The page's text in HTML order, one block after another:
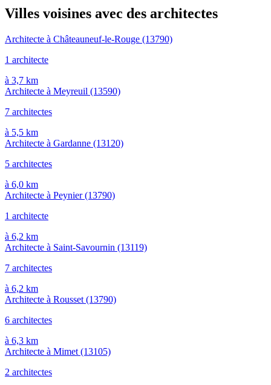
Villes voisines avec des architectes
Architecte à Châteauneuf-le-Rouge (13790)
1 architecte
à 3,7 km
Architecte à Meyreuil (13590)
7 architectes
à 5,5 km
Architecte à Gardanne (13120)
5 architectes
à 6,0 km
Architecte à Peynier(13790)
1 architecte
à 6,2 km
Architecte à Saint-Savournin (13119)
7 architectes
à 6,2 km
Architecte à Rousset (13790)
6 architectes
à 6,3 km
Architecte à Mimet (13105)
2 architectes